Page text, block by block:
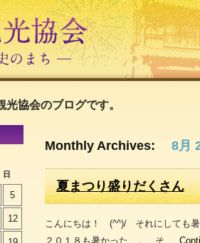
協会のブログです。
日
5
12
Monthly Archives: 8月
夏まつり盛りだくさん
こんにちは！ (^^)/ それにしても暑
２０１８も暑かった…。 そ …